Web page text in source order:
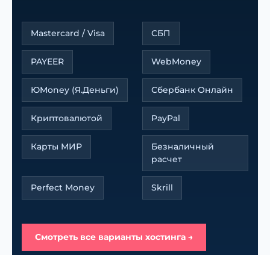
Mastercard / Visa СБП
PAYEER WebMoney
ЮMoney (Я.Деньги) Сбербанк Онлайн
Криптовалютой PayPal
Карты МИР
Безналичный
расчет
Perfect Money Skrill
Смотреть все варианты хостинга →